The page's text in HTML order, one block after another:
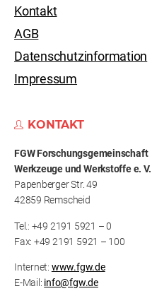
Kontakt
AGB
Datenschutzinformation
Impressum
KONTAKT
FGW Forschungs­gemeinschaft
Werkzeuge und Werkstoffe e. V.
Papenberger Str. 49
42859 Remscheid
Tel.: +49 2191 5921 – 0
Fax: +49 2191 5921 – 100
Internet: www.fgw.de
E-Mail: info@fgw.de